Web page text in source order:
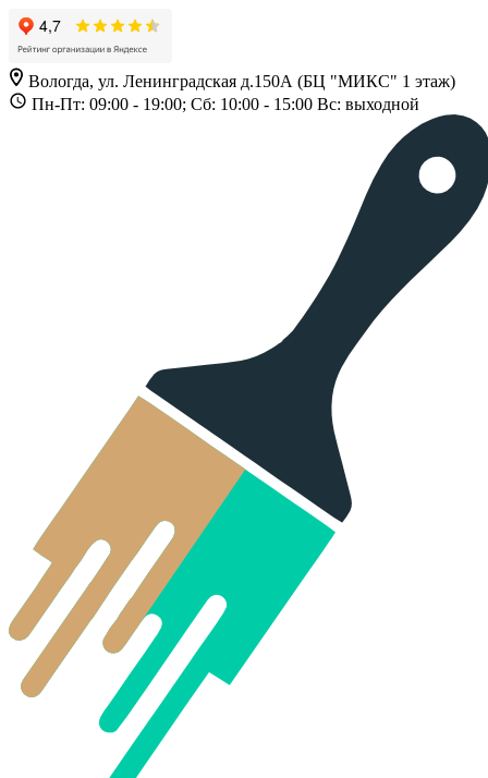
Вологда, ул. Ленинградская д.150А (БЦ "МИКС" 1 этаж)
Пн-Пт: 09:00 - 19:00; Сб: 10:00 - 15:00 Вс: выходной